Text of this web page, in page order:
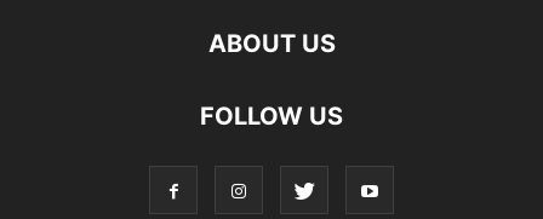
ABOUT US
FOLLOW US